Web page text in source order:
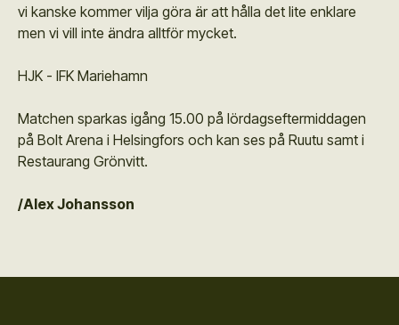
vi kanske kommer vilja göra är att hålla det lite enklare
men vi vill inte ändra alltför mycket.
HJK - IFK Mariehamn
Matchen sparkas igång 15.00 på lördagseftermiddagen
på Bolt Arena i Helsingfors och kan ses på Ruutu samt i
Restaurang Grönvitt.
/Alex Johansson